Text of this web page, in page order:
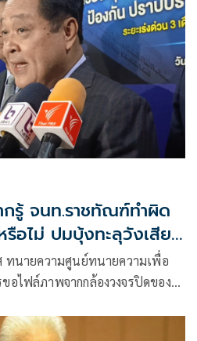
รู้ จนท.ราชทัณฑ์ทำผิด
อไม่ ปมบุ้งทะลุวังเสีย
นายความศูนย์ทนายความเพื่อ
ไฟล์ภาพจากกล้องวงจรปิดของ